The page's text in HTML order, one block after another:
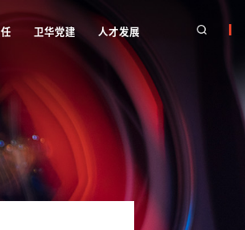
卫华党建
人才发展
人才发展